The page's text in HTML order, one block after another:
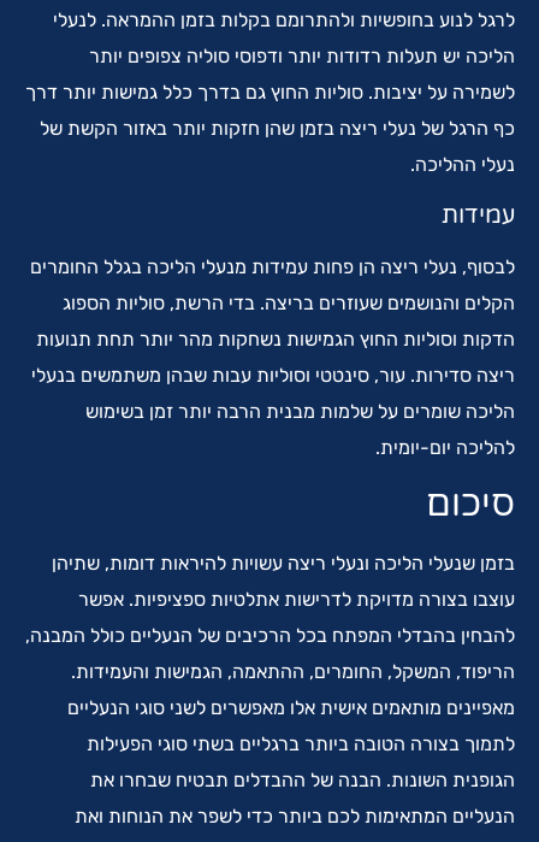
לרגל לנוע בחופשיות ולהתרומם בקלות בזמן ההמראה. לנעלי
הליכה יש תעלות רדודות יותר ודפוסי סוליה צפופים יותר
לשמירה על יציבות. סוליות החוץ גם בדרך כלל גמישות יותר דרך
כף הרגל של נעלי ריצה בזמן שהן חזקות יותר באזור הקשת של
נעלי ההליכה.
עמידות
לבסוף, נעלי ריצה הן פחות עמידות מנעלי הליכה בגלל החומרים
הקלים והנושמים שעוזרים בריצה. בדי הרשת, סוליות הספוג
הדקות וסוליות החוץ הגמישות נשחקות מהר יותר תחת תנועות
ריצה סדירות. עור, סינטטי וסוליות עבות שבהן משתמשים בנעלי
הליכה שומרים על שלמות מבנית הרבה יותר זמן בשימוש
להליכה יום-יומית.
סיכום
בזמן שנעלי הליכה ונעלי ריצה עשויות להיראות דומות, שתיהן
עוצבו בצורה מדויקת לדרישות אתלטיות ספציפיות. אפשר
להבחין בהבדלי המפתח בכל הרכיבים של הנעליים כולל המבנה,
הריפוד, המשקל, החומרים, ההתאמה, הגמישות והעמידות.
מאפיינים מותאמים אישית אלו מאפשרים לשני סוגי הנעליים
לתמוך בצורה הטובה ביותר ברגליים בשתי סוגי הפעילות
הגופנית השונות. הבנה של ההבדלים תבטיח שבחרו את
הנעליים המתאימות לכם ביותר כדי לשפר את הנוחות ואת